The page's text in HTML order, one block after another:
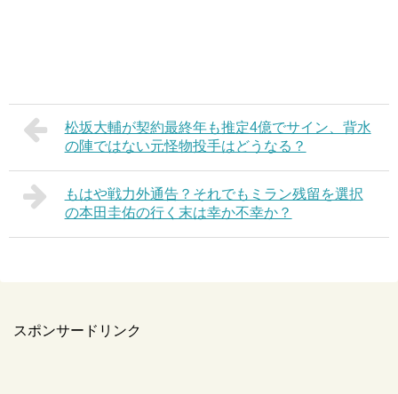
松坂大輔が契約最終年も推定4億でサイン、背水
の陣ではない元怪物投手はどうなる？
もはや戦力外通告？それでもミラン残留を選択
の本田圭佑の行く末は幸か不幸か？
スポンサードリンク